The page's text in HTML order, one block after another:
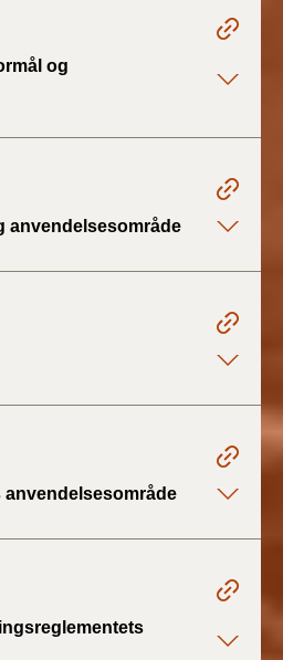
og
anvendelsesområde